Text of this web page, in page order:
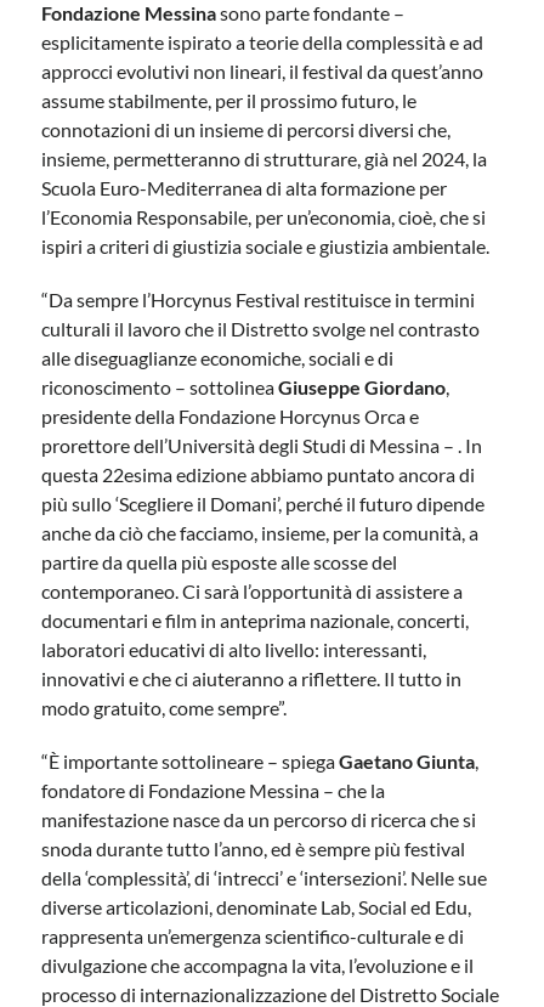
Fondazione Messinasono parte fondante –
esplicitamente ispirato a teorie della complessità e ad
approcci evolutivi non lineari, il festival da quest’anno
assume stabilmente, per il prossimo futuro, le
connotazioni di un insieme di percorsi diversi che,
insieme, permetteranno di strutturare, già nel 2024, la
Scuola Euro-Mediterranea di alta formazione per
l’Economia Responsabile, per un’economia, cioè, che si
ispiri a criteri di giustizia sociale e giustizia ambientale.
“Da sempre l’Horcynus Festival restituisce in termini
culturali il lavoro che il Distretto svolge nel contrasto
alle diseguaglianze economiche, sociali e di
riconoscimento – sottolineaGiuseppe Giordano,
presidente della Fondazione Horcynus Orca e
prorettore dell’Università degli Studi di Messina – . In
questa 22esima edizione abbiamo puntato ancora di
più sullo ‘Scegliere il Domani’, perché il futuro dipende
anche da ciò che facciamo, insieme, per la comunità, a
partire da quella più esposte alle scosse del
contemporaneo. Ci sarà l’opportunità di assistere a
documentari e film in anteprima nazionale, concerti,
laboratori educativi di alto livello: interessanti,
innovativi e che ci aiuteranno a riflettere. Il tutto in
modo gratuito, come sempre”.
“È importante sottolineare – spiegaGaetano Giunta,
fondatore di Fondazione Messina – che la
manifestazione nasce da un percorso di ricerca che si
snoda durante tutto l’anno, ed è sempre più festival
della ‘complessità’, di ‘intrecci’ e ‘intersezioni’. Nelle sue
diverse articolazioni, denominate Lab, Social ed Edu,
rappresenta un’emergenza scientifico-culturale e di
divulgazione che accompagna la vita, l’evoluzione e il
processo di internazionalizzazione del Distretto Sociale